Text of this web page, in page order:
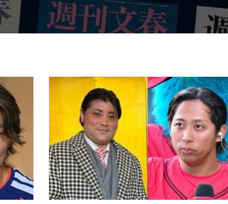
った」侍ジャパン選手が証言した“NPB聞...